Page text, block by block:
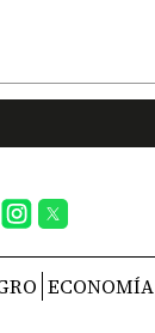
ECONOMÍA